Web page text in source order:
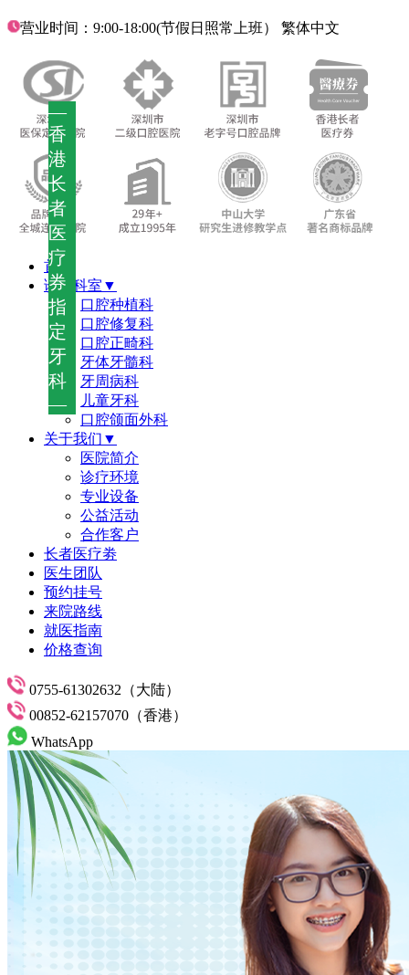
—
香
港
长
者
医
疗
券
指
定
牙
科
—
营业时间：9:00-18:00(节假日照常上班） 繁体中文
首页
诊疗科室▼
口腔种植科
口腔修复科
口腔正畸科
牙体牙髓科
牙周病科
儿童牙科
口腔颌面外科
关于我们▼
医院简介
诊疗环境
专业设备
公益活动
合作客户
长者医疗劵
医生团队
预约挂号
来院路线
就医指南
价格查询
0755-61302632（大陆）
00852-62157070（香港）
WhatsApp